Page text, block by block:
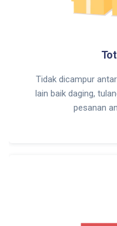
Tidak dicampur
lain baik daging,
pesanan